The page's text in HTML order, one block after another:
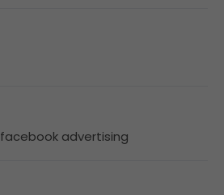
facebook advertising